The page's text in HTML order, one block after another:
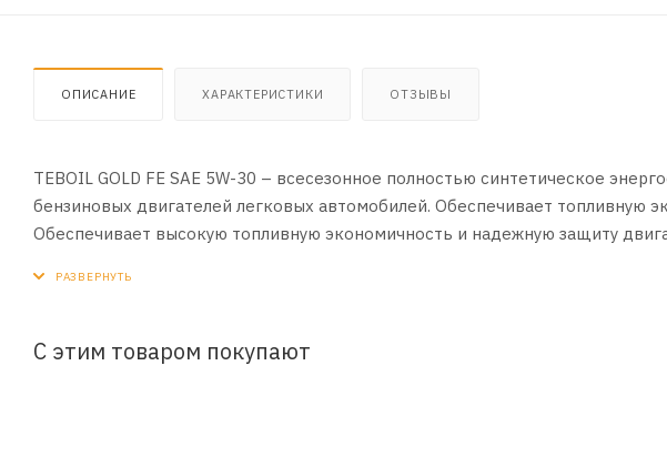
ОПИСАНИЕ ХАРАКТЕРИСТИКИ ОТЗЫВЫ
TEBOIL GOLD FE SAE 5W-30 – всесезонное полностью синтетическое
бензиновых двигателей легковых автомобилей. Обеспечивает топливную
Обеспечивает высокую топливную экономичность и надежную защиту
ПРИМЕНЕНИЕ:
С этим товаром покупают